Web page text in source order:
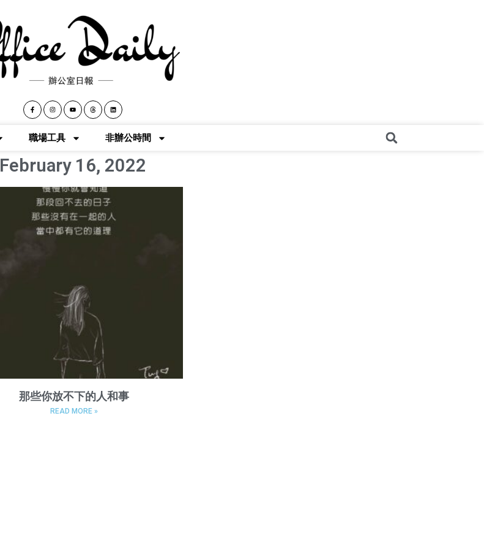
職場工具 非辦公時間
February 16, 2022
那些你放不下的人和事
READ MORE »